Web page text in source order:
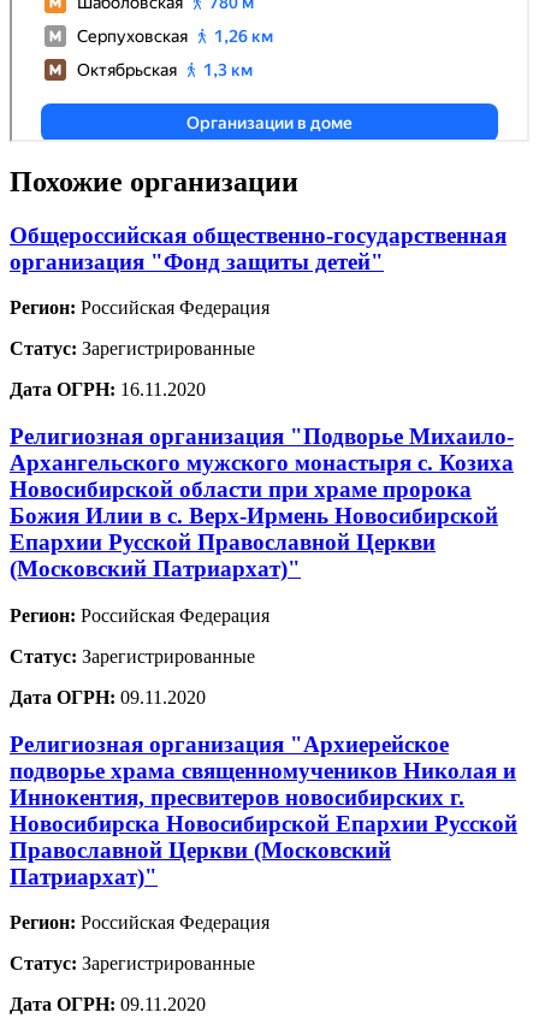
Похожие организации
Общероссийская общественно-государственная
организация "Фонд защиты детей"
Регион: Российская Федерация
Статус: Зарегистрированные
Дата ОГРН: 16.11.2020
Религиозная организация "Подворье Михаило-
Архангельского мужского монастыря с. Козиха
Новосибирской области при храме пророка
Божия Илии в с. Верх-Ирмень Новосибирской
Епархии Русской Православной Церкви
(Московский Патриархат)"
Регион: Российская Федерация
Статус: Зарегистрированные
Дата ОГРН: 09.11.2020
Религиозная организация "Архиерейское
подворье храма священномучеников Николая и
Иннокентия, пресвитеров новосибирских г.
Новосибирска Новосибирской Епархии Русской
Православной Церкви (Московский
Патриархат)"
Регион: Российская Федерация
Статус: Зарегистрированные
Дата ОГРН: 09.11.2020